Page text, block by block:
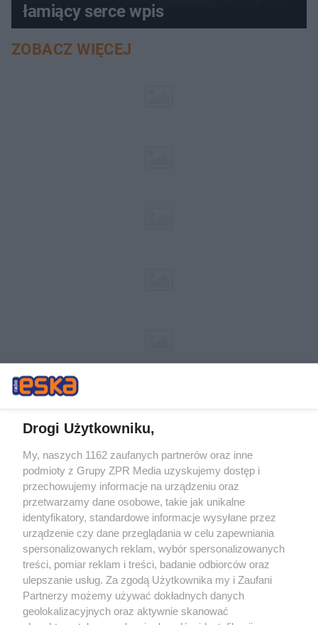
łamiący serce wpis
ZOBACZ WIĘCEJ
Żaden utwór zamieszczony w serwisie nie może być powielany i
rozpowszechniany lub dalej rozpowszechniany w jakikolwiek sposób (w
tym także elektroniczny lub mechaniczny) na jakimkolwiek polu
eksploatacji w jakiejkolwiek formie, włącznie z umieszczaniem w
Internecie bez pisemnej zgody właściciela praw. Jakiekolwiek użycie lub
wykorzystanie utworów w całości lub w części z naruszeniem prawa,
tzn. bez właściwej zgody, jest zabronione pod groźbą kary i może być
ścigane prawnie.
Drogi Użytkowniku,
My, naszych 1162 zaufanych partnerów oraz inne
podmioty z Grupy ZPR Media uzyskujemy dostęp i
przechowujemy informacje na urządzeniu oraz
przetwarzamy dane osobowe, takie jak unikalne
identyfikatory, standardowe informacje wysyłane przez
urządzenie czy dane przeglądania w celu zapewniania
spersonalizowanych reklam, wybór spersonalizowanych
treści, pomiar reklam i treści, badanie odbiorców oraz
ulepszanie usług. Za zgodą Użytkownika my i Zaufani
Partnerzy możemy używać dokładnych danych
geolokalizacyjnych oraz aktywnie skanować